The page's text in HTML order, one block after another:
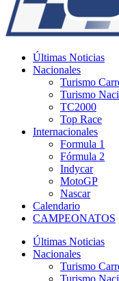
Últimas Noticias
Nacionales
Turismo
Turismo
TC2000
Top Race
Internacionales
Formula 1
Fórmula 2
Indycar
MotoGP
Nascar
Calendario
CAMPEONATOS
Últimas Noticias
Nacionales
Turismo